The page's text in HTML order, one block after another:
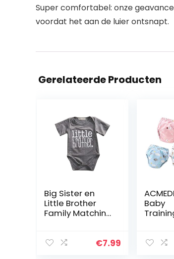
Super comfortabel: onze
voordat het aan de luier ontsnapt.
Gerelateerde Producten
Big Sister en
Little Brother
Family Matching
Weinig Broer €7.99
Baby